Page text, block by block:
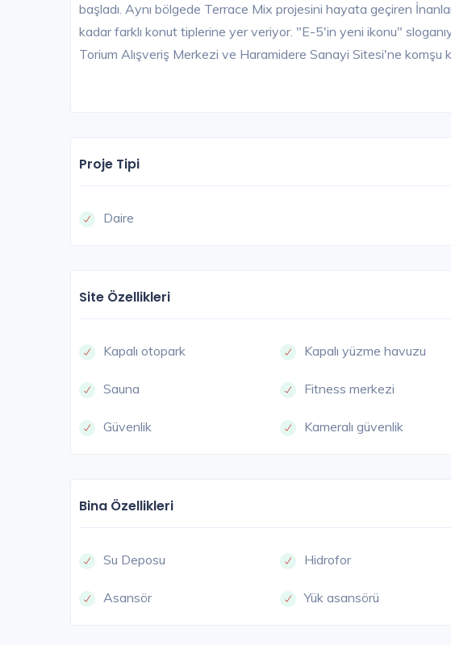
başladı. Aynı bölgede Terrace Mix projesini hayata geçiren
kadar farklı konut tiplerine yer veriyor. "E-5'in yeni ikonu"
Torium Alışveriş Merkezi ve Haramidere Sanayi Sitesi'ne komşu
Proje Tipi
Daire
Site Özellikleri
Kapalı otopark Kapalı yüzme havuzu
Sauna Fitness merkezi
Güvenlik Kameralı güvenlik
Bina Özellikleri
Su Deposu Hidrofor
Asansör Yük asansörü